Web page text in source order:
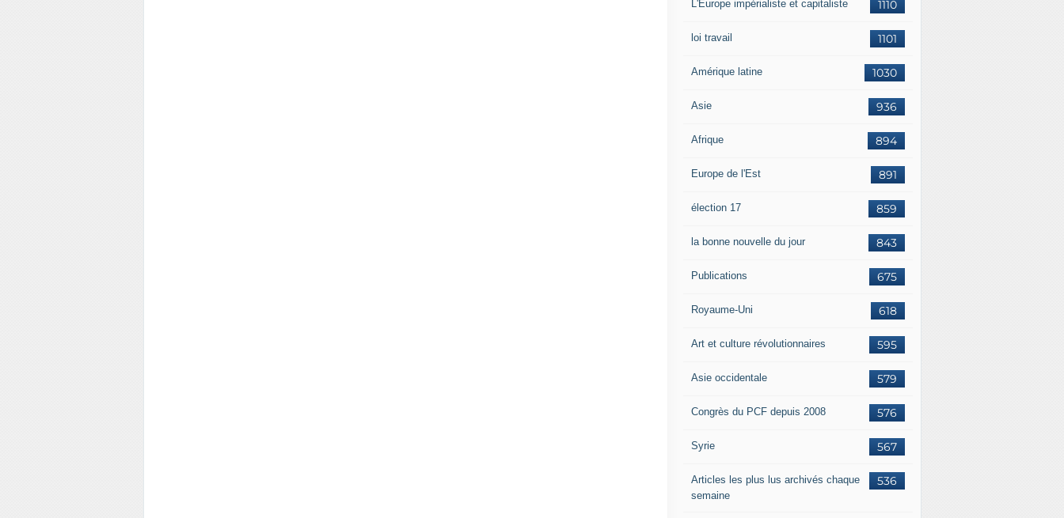
1110
L'Europe impérialiste et capitaliste
1101
loi travail
1030
Amérique latine
936
Asie
894
Afrique
891
Europe de l'Est
859
élection 17
843
la bonne nouvelle du jour
675
Publications
618
Royaume-Uni
595
Art et culture révolutionnaires
579
Asie occidentale
576
Congrès du PCF depuis 2008
567
Syrie
536
Articles les plus lus archivés chaque
semaine